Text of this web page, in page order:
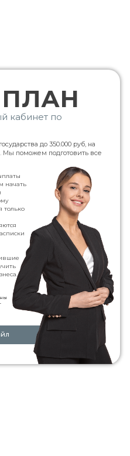
начать
только
до 350.000 руб, на
Мы поможем подготовить все
кабинет по
ПЛАН